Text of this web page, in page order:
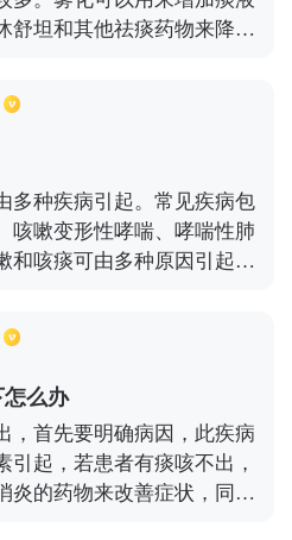
舒坦和其他祛痰药物来降低
子的年龄有关，因为咳嗽反
所以咳嗽动作较弱或不能正
效排出。当孩子年龄较大
。
多种疾病引起。常见疾病包
咳嗽变形性哮喘、哮喘性肺
和咳痰可由多种原因引起。
损也会引起痰咳出来。如果
分析具体情况。如果发生痰
一些药物来稀释痰液，如氨
，雾化药物可用于促进排
很重要，如果细菌感染应积
气管哮喘因液体量不足而出
量补液。患者躺在床上有痰
么办
，首先要明确病因，此疾病
引起，若患者有痰咳不出，
炎的药物来改善症状，同时